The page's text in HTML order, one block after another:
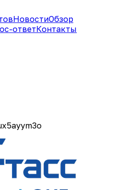
НовостиОбзор
ответКонтакты